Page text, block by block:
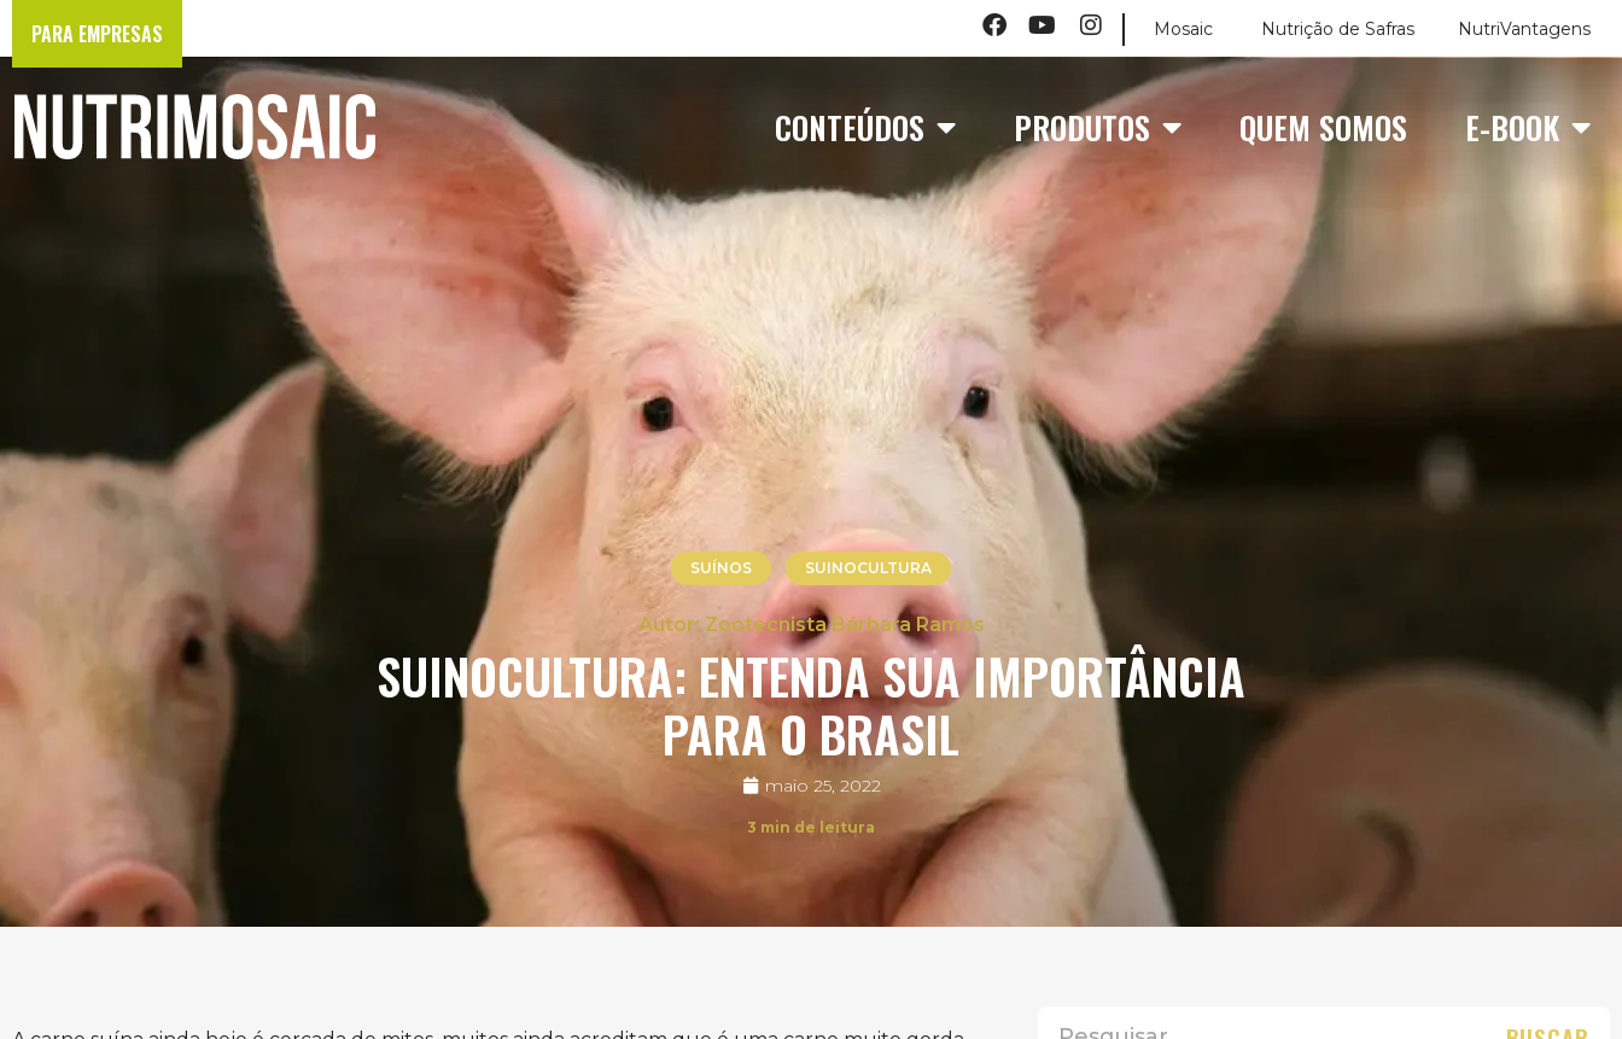
PARA EMPRESAS Mosaic Nutrição de Safras NutriVantagens
CONTEÚDOS PRODUTOS QUEM SOMOS E-BOOK
SUÍNOS SUINOCULTURA
Zootecnista Bárbara Ramos
SUINOCULTURA: ENTENDA SUA IMPORTÂNCIA
PARA O BRASIL
maio 25, 2022
3 min de leitura